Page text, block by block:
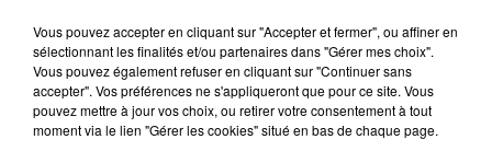
Vous pouvez accepter en cliquant sur "Accepter et fermer", ou affiner en
sélectionnant les finalités et/ou partenaires dans "Gérer mes choix".
Vous pouvez également refuser en cliquant sur "Continuer sans
accepter". Vos préférences ne s'appliqueront que pour ce site. Vous
pouvez mettre à jour vos choix, ou retirer votre consentement à tout
moment via le lien "Gérer les cookies" situé en bas de chaque page.